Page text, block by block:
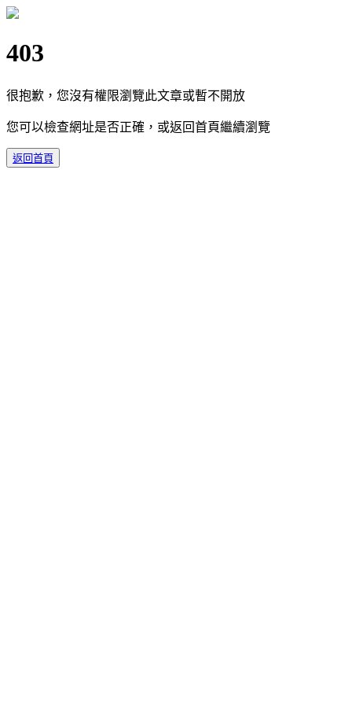
403
很抱歉，您沒有權限瀏覽此文章或暫不開放
您可以檢查網址是否正確，或返回首頁繼續瀏覽
返回首頁